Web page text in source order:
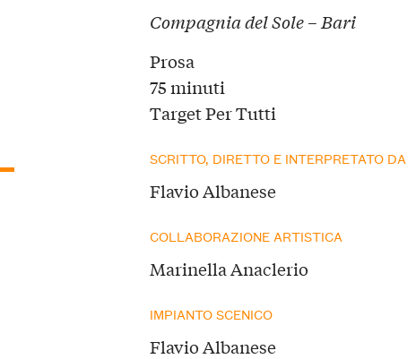
Compagnia del Sole – Bari
Prosa
75 minuti
Target Per Tutti
SCRITTO, DIRETTO E INTERPRETATO DA
Flavio Albanese
COLLABORAZIONE ARTISTICA
Marinella Anaclerio
IMPIANTO SCENICO
Flavio Albanese